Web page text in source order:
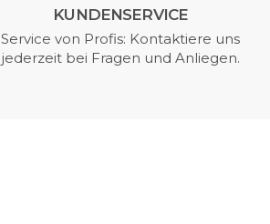
KUNDENSERVICE
Service von Profis: Kontaktiere uns
jederzeit bei Fragen und Anliegen.